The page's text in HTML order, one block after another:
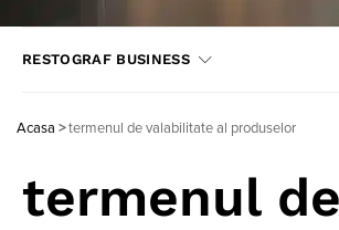
RESTOGRAF BUSINESS
Acasa >termenul de valabilitate al produselor
termenul